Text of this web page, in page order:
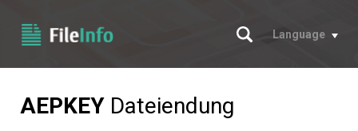
Suche
Language
AEPKEY Dateiendung